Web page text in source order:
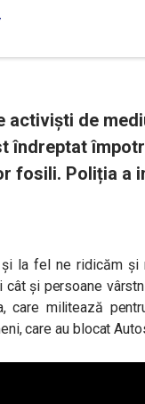
activiști de
îndreptat
fosili. Poliția a
la fel ne ridicăm și
cât și persoane
care militează
care au blocat